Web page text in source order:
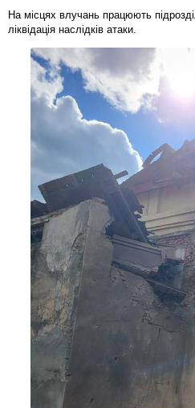
На місцях влучань працюють
ліквідація наслідків атаки.